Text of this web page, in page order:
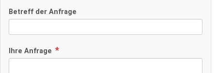
Betreff der Anfrage
Ihre Anfrage